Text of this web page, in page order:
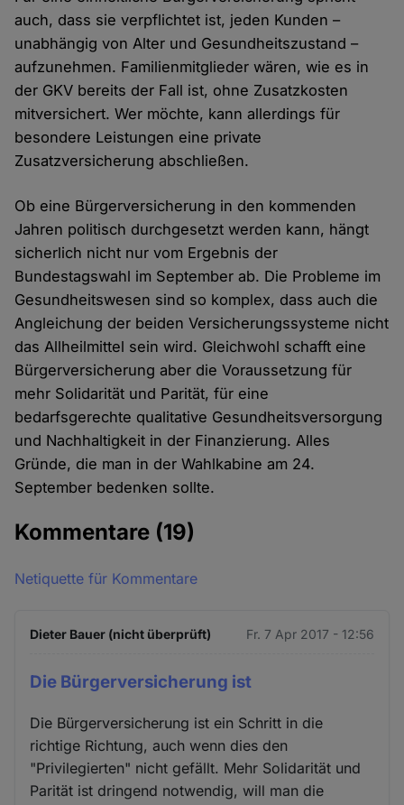
auch, dass sie verpflichtet ist, jeden Kunden –
unabhängig von Alter und Gesundheitszustand –
aufzunehmen. Familienmitglieder wären, wie es in
der GKV bereits der Fall ist, ohne Zusatzkosten
mitversichert. Wer möchte, kann allerdings für
besondere Leistungen eine private
Zusatzversicherung abschließen.
Ob eine Bürgerversicherung in den kommenden
Jahren politisch durchgesetzt werden kann, hängt
sicherlich nicht nur vom Ergebnis der
Bundestagswahl im September ab. Die Probleme im
Gesundheitswesen sind so komplex, dass auch die
Angleichung der beiden Versicherungssysteme nicht
das Allheilmittel sein wird. Gleichwohl schafft eine
Bürgerversicherung aber die Voraussetzung für
mehr Solidarität und Parität, für eine
bedarfsgerechte qualitative Gesundheitsversorgung
und Nachhaltigkeit in der Finanzierung. Alles
Gründe, die man in der Wahlkabine am 24.
September bedenken sollte.
Kommentare (19)
Netiquette für Kommentare
Dieter Bauer (nicht überprüft) Fr. 7 Apr 2017 - 12:56
Die Bürgerversicherung ist
Die Bürgerversicherung ist ein Schritt in die
richtige Richtung, auch wenn dies den
"Privilegierten" nicht gefällt. Mehr Solidarität und
Parität ist dringend notwendig, will man die